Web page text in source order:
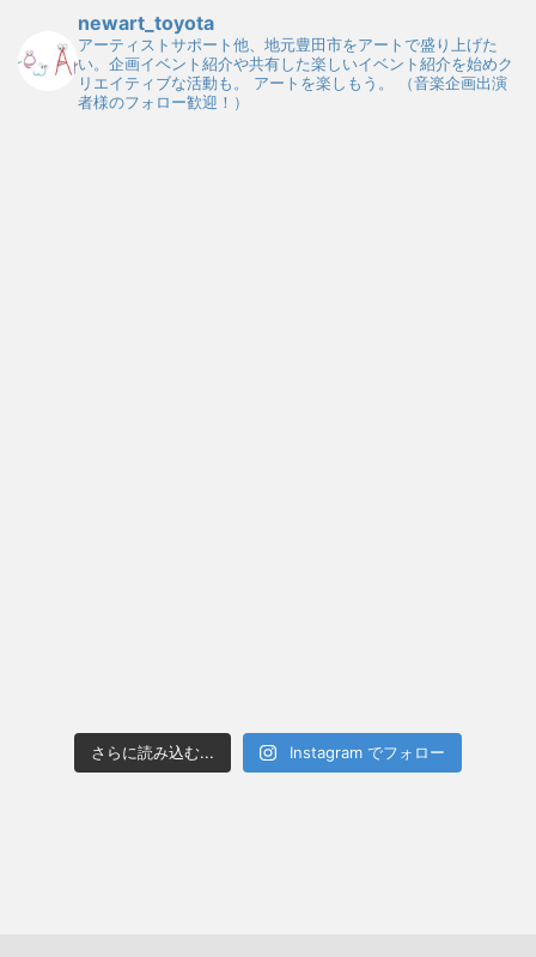
newart_toyota
アーティストサポート他、地元豊田市をアートで盛り上げた
い。企画イベント紹介や共有した楽しいイベント紹介を始めク
リエイティブな活動も。
アートを楽しもう。
（音楽企画出演
者様のフォロー歓迎！）
さらに読み込む... Instagram でフォロー